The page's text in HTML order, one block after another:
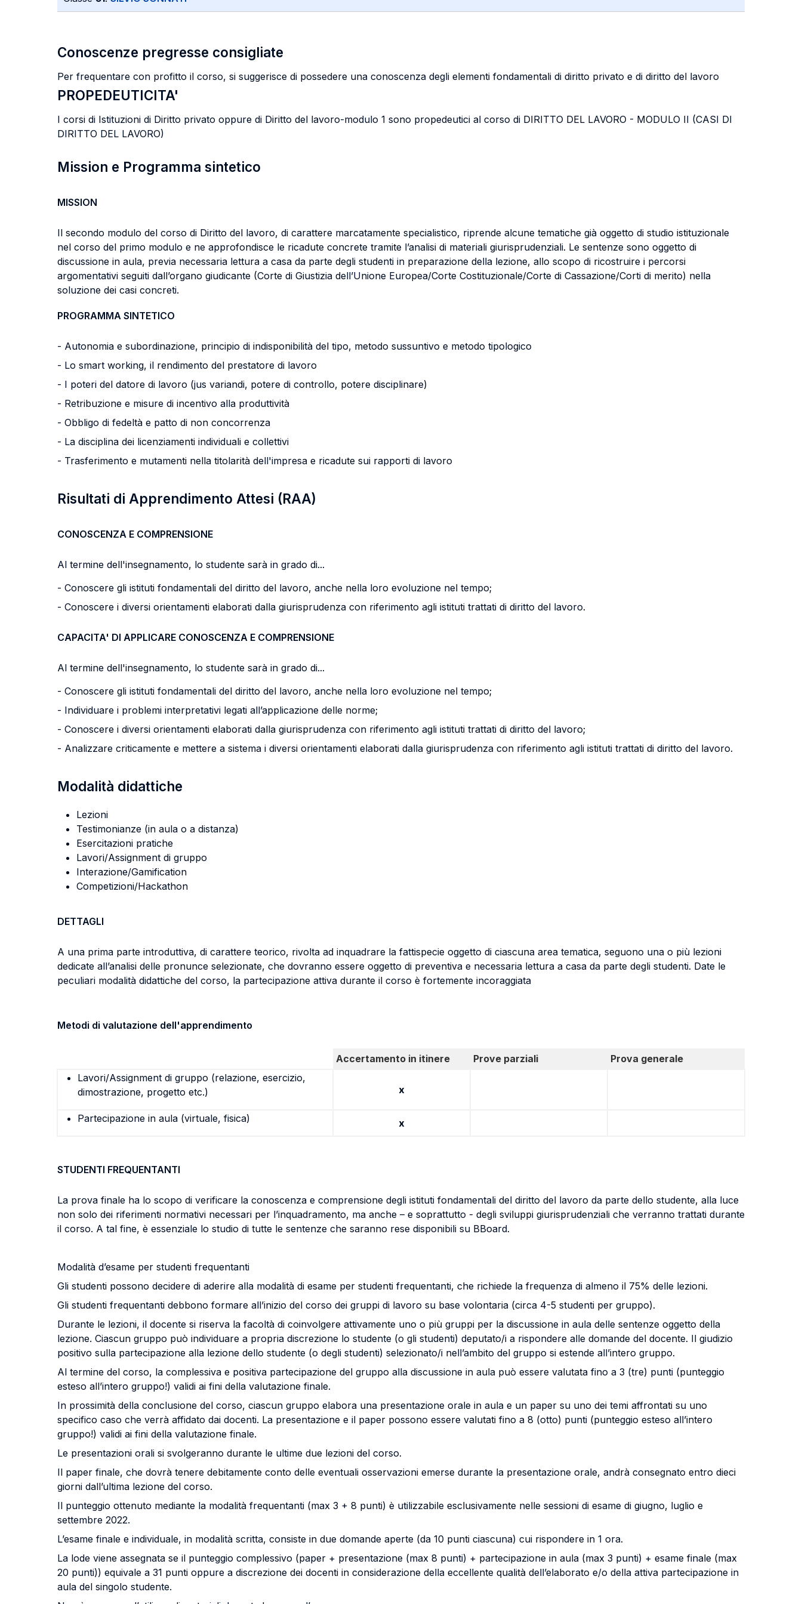
Conoscenze pregresse consigliate
Per frequentare con profitto il corso, si suggerisce di possedere una conoscenza degli elementi fondamentali di diritto privato e di diritto del lavoro
PROPEDEUTICITA'
I corsi di Istituzioni di Diritto privato oppure di Diritto del lavoro-modulo 1 sono propedeutici al corso di DIRITTO DEL LAVORO - MODULO II (CASI DI
DIRITTO DEL LAVORO)
Mission e Programma sintetico
MISSION
Il secondo modulo del corso di Diritto del lavoro, di carattere marcatamente specialistico, riprende alcune tematiche già oggetto di studio istituzionale
nel corso del primo modulo e ne approfondisce le ricadute concrete tramite l’analisi di materiali giurisprudenziali. Le sentenze sono oggetto di
discussione in aula, previa necessaria lettura a casa da parte degli studenti in preparazione della lezione, allo scopo di ricostruire i percorsi
argomentativi seguiti dall’organo giudicante (Corte di Giustizia dell’Unione Europea/Corte Costituzionale/Corte di Cassazione/Corti di merito) nella
soluzione dei casi concreti.
PROGRAMMA SINTETICO
- Autonomia e subordinazione, principio di indisponibilità del tipo, metodo sussuntivo e metodo tipologico
- Lo smart working, il rendimento del prestatore di lavoro
- I poteri del datore di lavoro (jus variandi, potere di controllo, potere disciplinare)
- Retribuzione e misure di incentivo alla produttività
- Obbligo di fedeltà e patto di non concorrenza
- La disciplina dei licenziamenti individuali e collettivi
- Trasferimento e mutamenti nella titolarità dell'impresa e ricadute sui rapporti di lavoro
Risultati di Apprendimento Attesi (RAA)
CONOSCENZA E COMPRENSIONE
Al termine dell'insegnamento, lo studente sarà in grado di...
- Conoscere gli istituti fondamentali del diritto del lavoro, anche nella loro evoluzione nel tempo;
- Conoscere i diversi orientamenti elaborati dalla giurisprudenza con riferimento agli istituti trattati di diritto del lavoro.
CAPACITA' DI APPLICARE CONOSCENZA E COMPRENSIONE
Al termine dell'insegnamento, lo studente sarà in grado di...
- Conoscere gli istituti fondamentali del diritto del lavoro, anche nella loro evoluzione nel tempo;
- Individuare i problemi interpretativi legati all’applicazione delle norme;
- Conoscere i diversi orientamenti elaborati dalla giurisprudenza con riferimento agli istituti trattati di diritto del lavoro;
- Analizzare criticamente e mettere a sistema i diversi orientamenti elaborati dalla giurisprudenza con riferimento agli istituti trattati di diritto del lavoro.
Modalità didattiche
Lezioni
Testimonianze (in aula o a distanza)
Esercitazioni pratiche
Lavori/Assignment di gruppo
Interazione/Gamification
Competizioni/Hackathon
DETTAGLI
A una prima parte introduttiva, di carattere teorico, rivolta ad inquadrare la fattispecie oggetto di ciascuna area tematica, seguono una o più lezioni
dedicate all’analisi delle pronunce selezionate, che dovranno essere oggetto di preventiva e necessaria lettura a casa da parte degli studenti. Date le
peculiari modalità didattiche del corso, la partecipazione attiva durante il corso è fortemente incoraggiata
Metodi di valutazione dell'apprendimento
Accertamento in itinere Prove parziali
Prova generale
Lavori/Assignment di gruppo (relazione, esercizio,
dimostrazione, progetto etc.)
x
Partecipazione in aula (virtuale, fisica) x
STUDENTI FREQUENTANTI
La prova finale ha lo scopo di verificare la conoscenza e comprensione degli istituti fondamentali del diritto del lavoro da parte dello studente, alla luce
non solo dei riferimenti normativi necessari per l’inquadramento, ma anche – e soprattutto - degli sviluppi giurisprudenziali che verranno trattati durante
il corso. A tal fine, è essenziale lo studio di tutte le sentenze che saranno rese disponibili su BBoard.
Modalità d’esame per studenti frequentanti
Gli studenti possono decidere di aderire alla modalità di esame per studenti frequentanti, che richiede la frequenza di almeno il 75% delle lezioni.
Gli studenti frequentanti debbono formare all’inizio del corso dei gruppi di lavoro su base volontaria (circa 4-5 studenti per gruppo).
Durante le lezioni, il docente si riserva la facoltà di coinvolgere attivamente uno o più gruppi per la discussione in aula delle sentenze oggetto della
lezione. Ciascun gruppo può individuare a propria discrezione lo studente (o gli studenti) deputato/i a rispondere alle domande del docente. Il giudizio
positivo sulla partecipazione alla lezione dello studente (o degli studenti) selezionato/i nell’ambito del gruppo si estende all’intero gruppo.
Al termine del corso, la complessiva e positiva partecipazione del gruppo alla discussione in aula può essere valutata fino a 3 (tre) punti (punteggio
esteso all’intero gruppo!) validi ai fini della valutazione finale.
In prossimità della conclusione del corso, ciascun gruppo elabora una presentazione orale in aula e un paper su uno dei temi affrontati su uno
specifico caso che verrà affidato dai docenti. La presentazione e il paper possono essere valutati fino a 8 (otto) punti (punteggio esteso all’intero
gruppo!) validi ai fini della valutazione finale.
Le presentazioni orali si svolgeranno durante le ultime due lezioni del corso.
Il paper finale, che dovrà tenere debitamente conto delle eventuali osservazioni emerse durante la presentazione orale, andrà consegnato entro dieci
giorni dall’ultima lezione del corso.
Il punteggio ottenuto mediante la modalità frequentanti (max 3 + 8 punti) è utilizzabile esclusivamente nelle sessioni di esame di giugno, luglio e
settembre 2022.
L’esame finale e individuale, in modalità scritta, consiste in due domande aperte (da 10 punti ciascuna) cui rispondere in 1 ora.
La lode viene assegnata se il punteggio complessivo (paper + presentazione (max 8 punti) + partecipazione in aula (max 3 punti) + esame finale (max
20 punti)) equivale a 31 punti oppure a discrezione dei docenti in considerazione della eccellente qualità dell’elaborato e/o della attiva partecipazione in
aula del singolo studente.